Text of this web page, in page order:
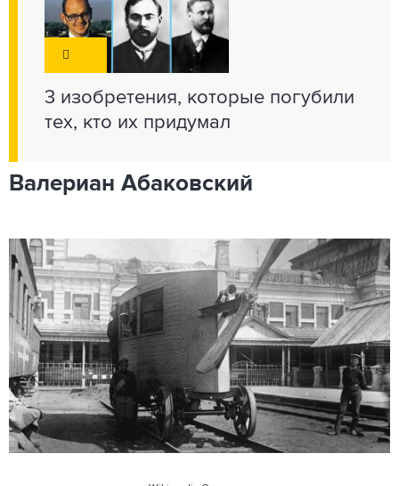
3 изобретения, которые погубили
тех, кто их придумал
Валериан Абаковский